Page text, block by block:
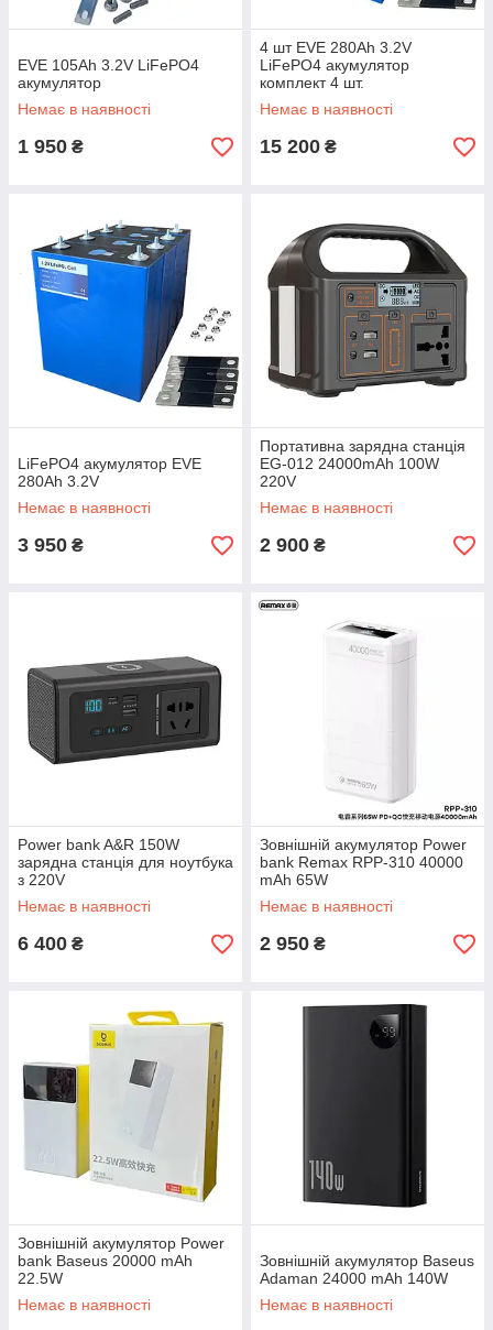
EVE 105Ah 3.2V LiFePO4
акумулятор
Немає в наявності
1 950 ₴
4 шт EVE 280Ah 3.2V
LiFePO4 акумулятор
комплект 4 шт.
Немає в наявності
15 200 ₴
LiFePO4 акумулятор EVE
280Ah 3.2V
Немає в наявності
3 950 ₴
Портативна зарядна станція
EG-012 24000mAh 100W
220V
Немає в наявності
2 900 ₴
Power bank A&R 150W
зарядна станція для ноутбука
з 220V
Немає в наявності
6 400 ₴
Зовнішній акумулятор Power
bank Remax RPP-310 40000
mAh 65W
Немає в наявності
2 950 ₴
Зовнішній акумулятор Power
bank Baseus 20000 mAh
22.5W
Немає в наявності
Зовнішній акумулятор Baseus
Adaman 24000 mAh 140W
Немає в наявності